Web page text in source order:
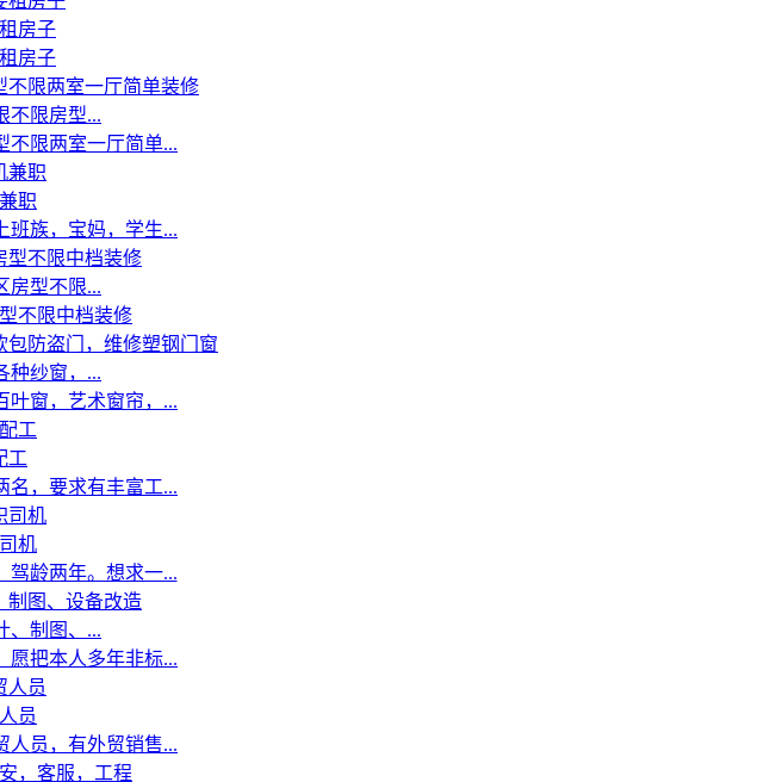
房子
房子
不限房型...
不限两室一厅简单...
职
班族，宝妈，学生...
房型不限...
不限中档装修
种纱窗，...
叶窗，艺术窗帘，...
工
名，要求有丰富工...
机
驾龄两年。想求一...
、制图、...
愿把本人多年非标...
员
人员，有外贸销售...